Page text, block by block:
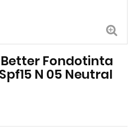
Fondotinta
N 05 Neutral